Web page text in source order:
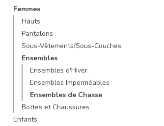
Femmes
Hauts
Pantalons
Sous-Vêtements/Sous-Couches
Ensembles
Ensembles d'Hiver
Ensembles Imperméables
Ensembles de Chasse
Bottes et Chaussures
Enfants